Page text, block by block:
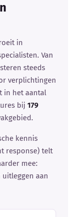
in
Van
steeds
verplichtingen
in het aantal
bij 179
kennis
response) telt
mee:
aan